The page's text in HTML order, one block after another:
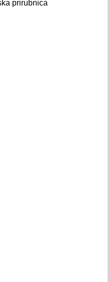
prirubnica